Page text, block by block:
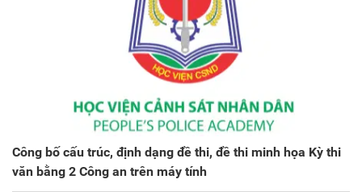
Công bố cấu trúc, định dạng đề thi, đề thi minh họa Kỳ thi
văn bằng 2 Công an trên máy tính